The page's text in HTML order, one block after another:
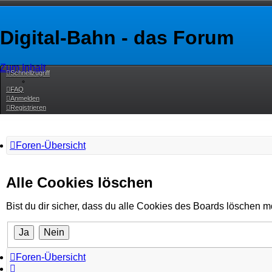
Digital-Bahn - das Forum
Zum Inhalt
Schnellzugriff
FAQ
Anmelden
Registrieren
Foren-Übersicht
Alle Cookies löschen
Bist du dir sicher, dass du alle Cookies des Boards löschen
Foren-Übersicht